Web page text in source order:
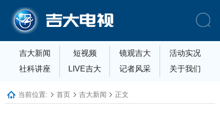
吉大新闻 短视频 镜观吉大
活动实况
社科讲座
LIVE吉大 记者风采 关于我们
当前位置: 首页 吉大新闻 正文